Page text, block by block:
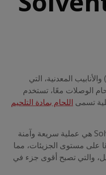
على عكس الأنابيب الخضراء (PPR) والأنابيب المعدنية، التي
الوصلات معًا، تستخدم
اللحام بمادة التلحيم
هي عملية سريعة وآمنة
على مستوى الجزيئات، مما
والتي تصبح أقوى جزء في